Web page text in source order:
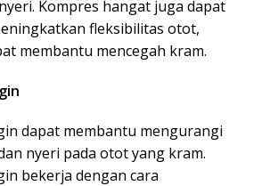
Kompres hangat juga dapat
fleksibilitas otot,
membantu mencegah kram.
dapat membantu mengurangi
nyeri pada otot yang kram.
bekerja dengan cara